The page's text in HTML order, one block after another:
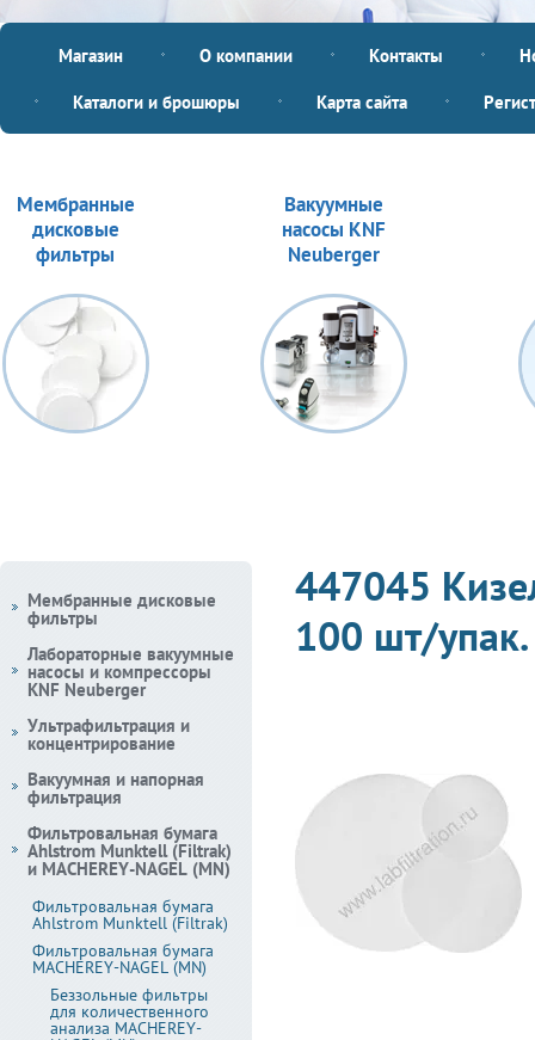
Магазин О компании Контакты
Каталоги и брошюры Карта сайта
Мембранные
дисковые
фильтры
Вакуумные
насосы KNF
Neuberger
447045
100 шт/упак.
Мембранные дисковые
фильтры
Лабораторные вакуумные
насосы и компрессоры
KNF Neuberger
Ультрафильтрация и
концентрирование
Вакуумная и напорная
фильтрация
Фильтровальная бумага
Ahlstrom Munktell (Filtrak)
и MACHEREY-NAGEL (MN)
Фильтровальная бумага
Ahlstrom Munktell (Filtrak)
Фильтровальная бумага
MACHEREY-NAGEL (MN)
Беззольные фильтры
для количественного
анализа MACHEREY-